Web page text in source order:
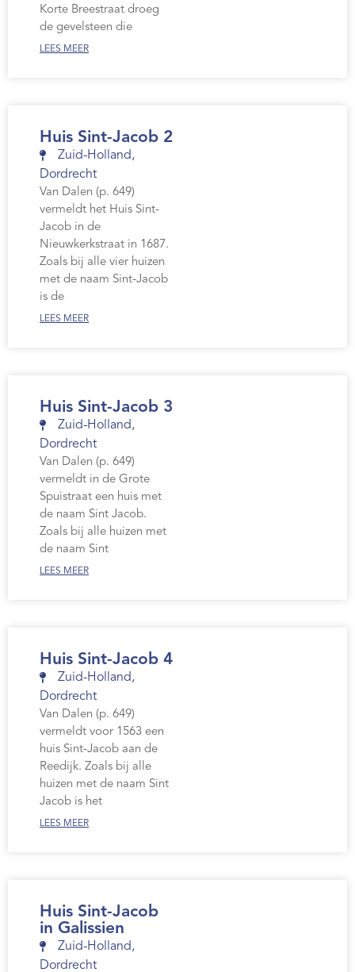
Korte Breestraat droeg
de gevelsteen die
LEES MEER
Huis Sint-Jacob 2
Zuid-Holland,
Dordrecht
Van Dalen (p. 649)
vermeldt het Huis Sint-
Jacob in de
Nieuwkerkstraat in 1687.
Zoals bij alle vier huizen
met de naam Sint-Jacob
is de
LEES MEER
Huis Sint-Jacob 3
Zuid-Holland,
Dordrecht
Van Dalen (p. 649)
vermeldt in de Grote
Spuistraat een huis met
de naam Sint Jacob.
Zoals bij alle huizen met
de naam Sint
LEES MEER
Huis Sint-Jacob 4
Zuid-Holland,
Dordrecht
Van Dalen (p. 649)
vermeldt voor 1563 een
huis Sint-Jacob aan de
Reedijk. Zoals bij alle
huizen met de naam Sint
Jacob is het
LEES MEER
Huis Sint-Jacob
in Galissien
Zuid-Holland,
Dordrecht